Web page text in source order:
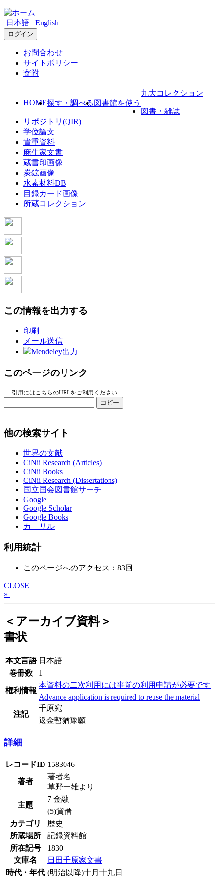
日本語 English
ログイン
お問合わせ
サイトポリシー
寄附
HOME探す・調べる 図書館を使う
九大コレクション
図書・雑誌
リポジトリ(QIR)
学位論文
貴重資料
麻生家文書
蔵書印画像
炭鉱画像
水素材料DB
目録カード画像
所蔵コレクション
この情報を出力する
印刷
メール送信
Mendeley出力
このページのリンク
引用にはこちらのURLをご利用ください
コピー
他の検索サイト
世界の文献
CiNii Research (Articles)
CiNii Books
CiNii Research (Dissertations)
国立国会図書館サーチ
Google
Google Scholar
Google Books
カーリル
利用統計
このページへのアクセス：83回
CLOSE
»
＜アーカイブ資料＞
書状
本文言語 日本語
巻冊数
1
権利情報
本資料の二次利用には事前の利用申請が必要です
Advance application is required to reuse the material
注記
千原宛
返金暫猶豫願
詳細
レコードID 1583046
著者
著者名
草野一雄より
主題
7 金融
(5)貸借
カテゴリ
歴史
所蔵場所
記録資料館
所在記号
1830
文庫名
日田千原家文書
時代・年代 (明治以降)十月十九日